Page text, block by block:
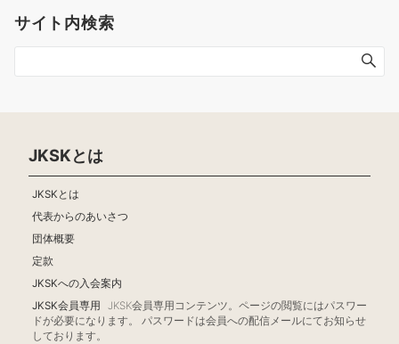
サイト内検索
JKSKとは
JKSKとは
代表からのあいさつ
団体概要
定款
JKSKへの入会案内
JKSK会員専用
JKSK会員専用コンテンツ。ページの閲覧にはパスワー
ドが必要になります。 パスワードは会員への配信メールにてお知らせ
しております。